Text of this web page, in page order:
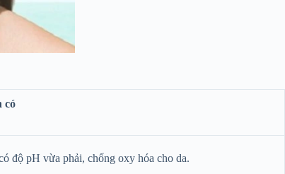
có
độ pH vừa phải, chống oxy hóa cho da.